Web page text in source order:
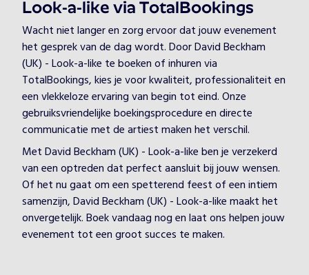
Look-a-like via TotalBookings
Wacht niet langer en zorg ervoor dat jouw evenement
het gesprek van de dag wordt. Door David Beckham
(UK) - Look-a-like te boeken of inhuren via
TotalBookings, kies je voor kwaliteit, professionaliteit en
een vlekkeloze ervaring van begin tot eind. Onze
gebruiksvriendelijke boekingsprocedure en directe
communicatie met de artiest maken het verschil.
Met David Beckham (UK) - Look-a-like ben je verzekerd
van een optreden dat perfect aansluit bij jouw wensen.
Of het nu gaat om een spetterend feest of een intiem
samenzijn, David Beckham (UK) - Look-a-like maakt het
onvergetelijk. Boek vandaag nog en laat ons helpen jouw
evenement tot een groot succes te maken.